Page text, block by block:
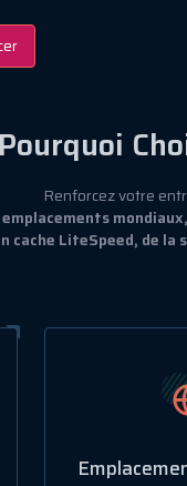
Pourquoi
Renforcez votre
emplacements
cache LiteSpeed, de